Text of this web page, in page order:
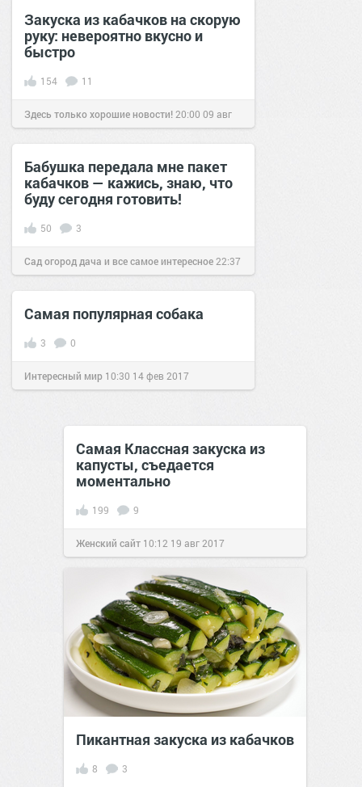
Закуска из кабачков на скорую
руку: невероятно вкусно и
быстро
154 11
Здесь только хорошие новости! 20:00 09 авг
2019
Бабушка передала мне пакет
кабачков — кажись, знаю, что
буду сегодня готовить!
50 3
Сад огород дача и все самое интересное 22:37
23 июл 2018
Самая популярная собака
3 0
Интересный мир 10:30 14 фев 2017
Самая Классная закуска из
капусты, съедается
моментально
199 9
Женский сайт 10:12 19 авг 2017
Пикантная закуска из кабачков
8 3